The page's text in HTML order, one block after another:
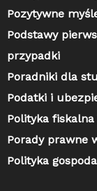
Pozytywne
Podstawy
przypadki
Poradniki dla
Podatki i
Polityka
Porady prawne
Polityka